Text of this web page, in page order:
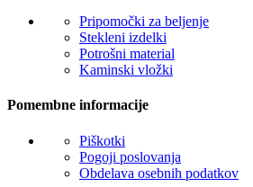
Pripomočki za beljenje
Stekleni izdelki
Potrošni material
Kaminski vložki
Pomembne informacije
Piškotki
Pogoji poslovanja
Obdelava osebnih podatkov